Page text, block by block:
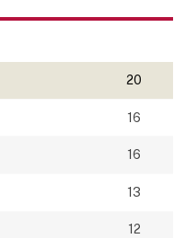
20
16
16
13
12